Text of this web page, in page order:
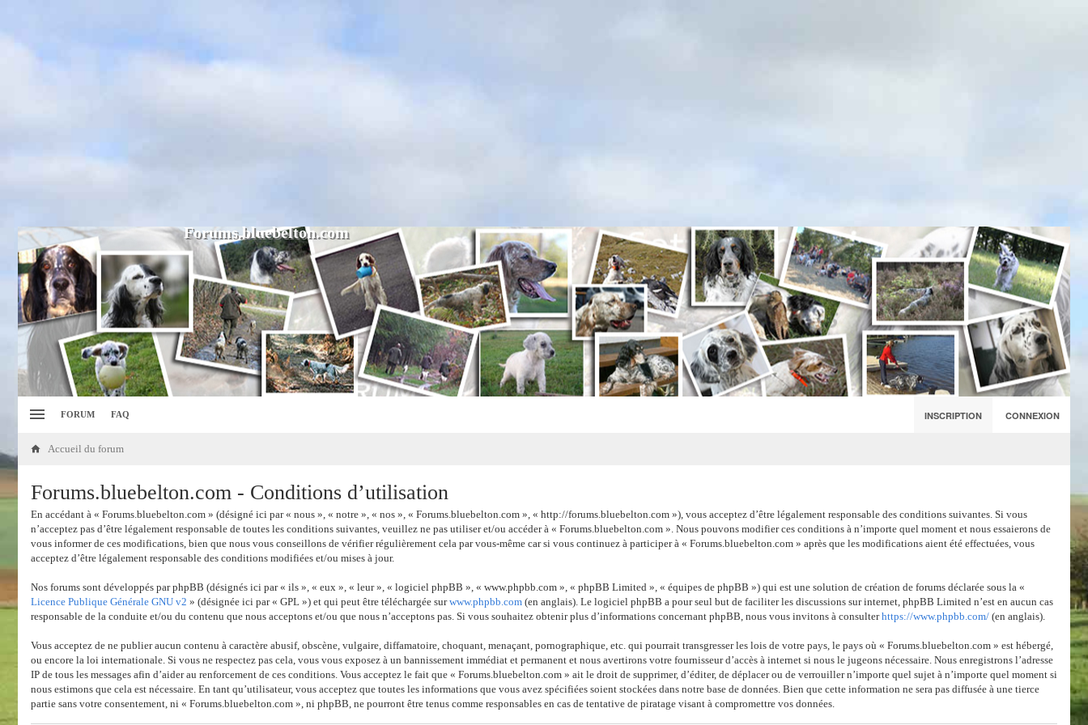
Forums.bluebelton.com
FORUM FAQ INSCRIPTION CONNEXION
Accueil du forum
Forums.bluebelton.com - Conditions d’utilisation
En accédant à « Forums.bluebelton.com » (désigné ici par « nous », « notre », « nos », « Forums.bluebelton.com », « http://forums.bluebelton.com »), vous acceptez d’être légalement responsable des conditions suivantes. Si vous
n’acceptez pas d’être légalement responsable de toutes les conditions suivantes, veuillez ne pas utiliser et/ou accéder à « Forums.bluebelton.com ». Nous pouvons modifier ces conditions à n’importe quel moment et nous essaierons de
vous informer de ces modifications, bien que nous vous conseillons de vérifier régulièrement cela par vous-même car si vous continuez à participer à « Forums.bluebelton.com » après que les modifications aient été effectuées, vous
acceptez d’être légalement responsable des conditions modifiées et/ou mises à jour.
Nos forums sont développés par phpBB (désignés ici par « ils », « eux », « leur », « logiciel phpBB », « www.phpbb.com », « phpBB Limited », « équipes de phpBB ») qui est une solution de création de forums déclarée sous la «
Licence Publique Générale GNU v2 » (désignée ici par « GPL ») et qui peut être téléchargée surwww.phpbb.com (en anglais). Le logiciel phpBB a pour seul but de faciliter les discussions sur internet, phpBB Limited n’est en aucun cas
responsable de la conduite et/ou du contenu que nous acceptons et/ou que nous n’acceptons pas. Si vous souhaitez obtenir plus d’informations concernant phpBB, nous vous invitons à consulterhttps://www.phpbb.com/ (en anglais).
Vous acceptez de ne publier aucun contenu à caractère abusif, obscène, vulgaire, diffamatoire, choquant, menaçant, pornographique, etc. qui pourrait transgresser les lois de votre pays, le pays où « Forums.bluebelton.com » est hébergé,
ou encore la loi internationale. Si vous ne respectez pas cela, vous vous exposez à un bannissement immédiat et permanent et nous avertirons votre fournisseur d’accès à internet si nous le jugeons nécessaire. Nous enregistrons l’adresse
IP de tous les messages afin d’aider au renforcement de ces conditions. Vous acceptez le fait que « Forums.bluebelton.com » ait le droit de supprimer, d’éditer, de déplacer ou de verrouiller n’importe quel sujet à n’importe quel moment si
nous estimons que cela est nécessaire. En tant qu’utilisateur, vous acceptez que toutes les informations que vous avez spécifiées soient stockées dans notre base de données. Bien que cette information ne sera pas diffusée à une tierce
partie sans votre consentement, ni « Forums.bluebelton.com », ni phpBB, ne pourront être tenus comme responsables en cas de tentative de piratage visant à compromettre vos données.